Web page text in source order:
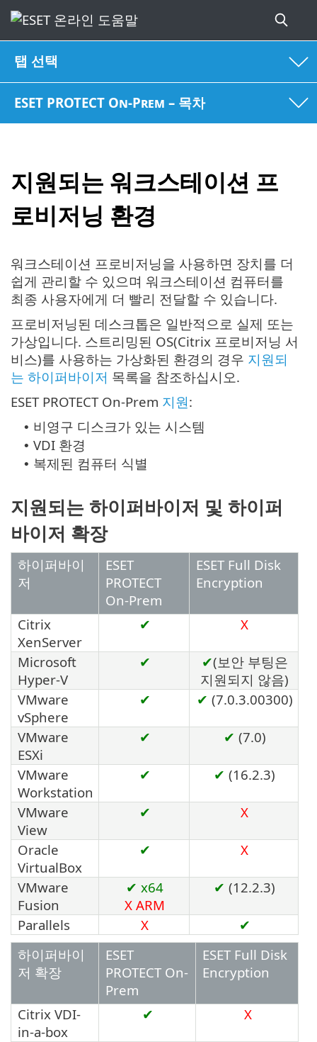
탭 선택
ESET PROTECT On-Prem – 목차
지원되는 워크스테이션 프
로비저닝 환경
워크스테이션 프로비저닝을 사용하면 장치를 더
쉽게 관리할 수 있으며 워크스테이션 컴퓨터를
최종 사용자에게 더 빨리 전달할 수 있습니다.
프로비저닝된 데스크톱은 일반적으로 실제 또는
가상입니다. 스트리밍된 OS(Citrix 프로비저닝 서
비스)를 사용하는 가상화된 환경의 경우 지원되
는 하이퍼바이저 목록을 참조하십시오.
ESET PROTECT On-Prem 지원:
• 비영구 디스크가 있는 시스템
• VDI 환경
• 복제된 컴퓨터 식별
지원되는 하이퍼바이저 및 하이퍼
바이저 확장
하이퍼바이
저
ESET
PROTECT
On-Prem
ESET Full Disk
Encryption
Citrix
XenServer
✔ X
Microsoft
Hyper-V
✔ ✔(보안 부팅은
지원되지 않음)
VMware
vSphere
✔ ✔ (7.0.3.00300)
VMware
ESXi
✔ ✔ (7.0)
VMware
Workstation
✔ ✔ (16.2.3)
VMware
View
✔ X
Oracle
VirtualBox
✔ X
VMware
Fusion
✔ x64
X ARM
✔ (12.2.3)
Parallels X
✔
하이퍼바이
저 확장
ESET
PROTECT On-
Prem
ESET Full Disk
Encryption
Citrix VDI-
in-a-box
✔ X